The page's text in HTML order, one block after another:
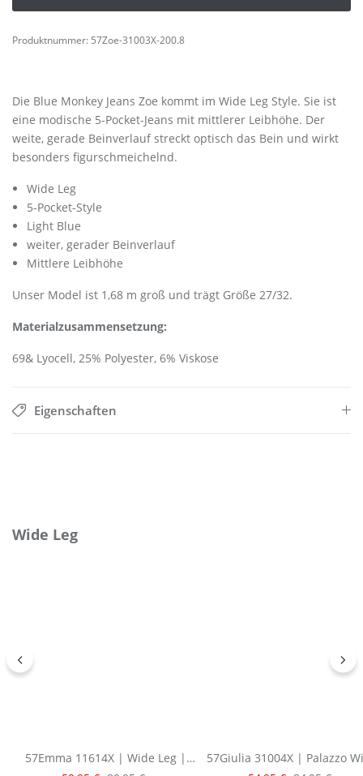
Produktnummer: 57Zoe-31003X-200.8
Die Blue Monkey Jeans Zoe kommt im Wide Leg Style. Sie ist
eine modische 5-Pocket-Jeans mit mittlerer Leibhöhe. Der
weite, gerade Beinverlauf streckt optisch das Bein und wirkt
besonders figurschmeichelnd.
Wide Leg
5-Pocket-Style
Light Blue
weiter, gerader Beinverlauf
Mittlere Leibhöhe
Unser Model ist 1,68 m groß und trägt Größe 27/32.
Materialzusammensetzung:
69& Lyocell, 25% Polyester, 6% Viskose
Eigenschaften
Produktgalerie überspringen
Wide Leg
57Emma 11614X | Wide Leg |
Grey
57Giulia 31004X | Palazzo
Leg | Light Blue